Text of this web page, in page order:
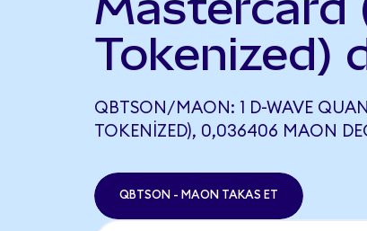
Tokenized)
QBTSON/MAON: 1 D-WAVE
TOKENIZED), 0,036406 MAON
QBTSON - MAON TAKAS ET